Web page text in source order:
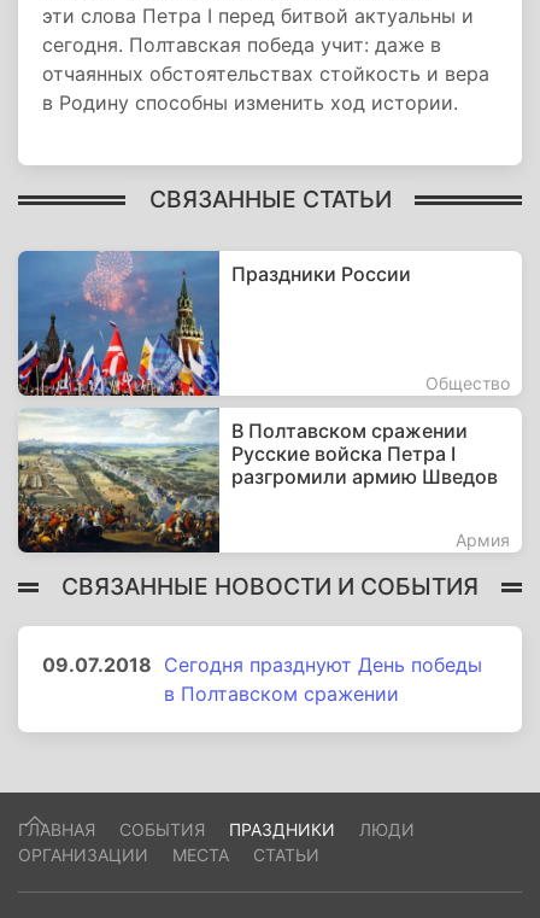
эти слова Петра I перед битвой актуальны и
сегодня. Полтавская победа учит: даже в
отчаянных обстоятельствах стойкость и вера
в Родину способны изменить ход истории.
СВЯЗАННЫЕ СТАТЬИ
Праздники России
Общество
В Полтавском сражении
Русские войска Петра I
разгромили армию Шведов
Армия
СВЯЗАННЫЕ НОВОСТИ И СОБЫТИЯ
09.07.2018 Сегодня празднуют День победы
в Полтавском сражении
ГЛАВНАЯ СОБЫТИЯ ПРАЗДНИКИ
ЛЮДИ
ОРГАНИЗАЦИИ
МЕСТА СТАТЬИ